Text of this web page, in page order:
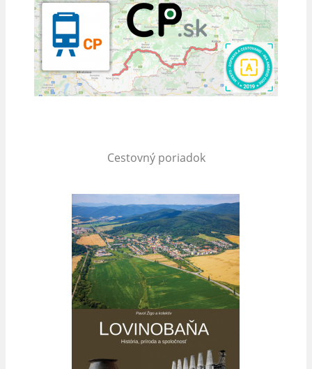
Cestovný poriadok